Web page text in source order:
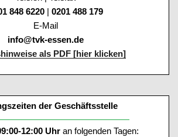
848 6220 | 0201 488 179
E-Mail
info@tvk-essen.de
als PDF [hier klicken]
der Geschäftsstelle
12:00 Uhr an folgenden Tagen: